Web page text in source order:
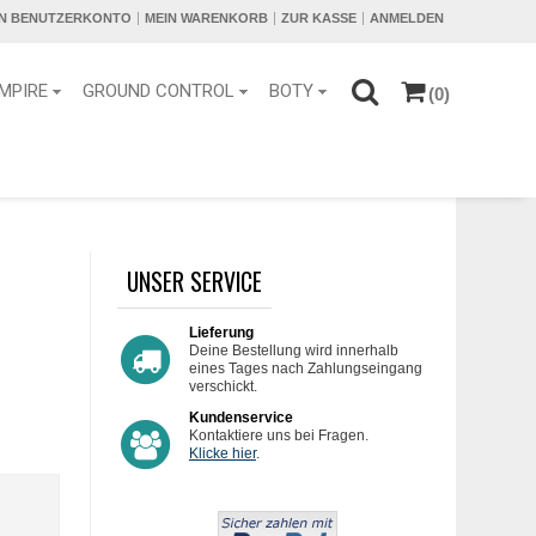
BENUTZERKONTO MEIN WARENKORB ZUR KASSE ANMELDEN
GROUND CONTROL BOTY (0)
UNSER SERVICE
Lieferung
Deine Bestellung wird innerhalb
eines Tages nach Zahlungseingang
verschickt.
Kundenservice
Kontaktiere uns bei Fragen.
Klicke hier.